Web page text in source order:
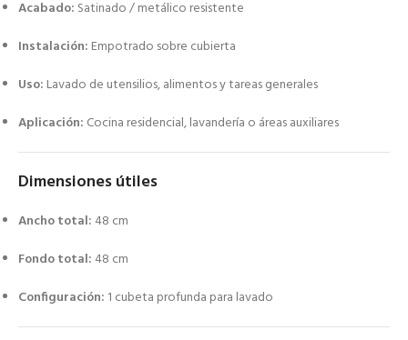
Acabado: Satinado / metálico resistente
Instalación: Empotrado sobre cubierta
Uso: Lavado de utensilios, alimentos y tareas generales
Aplicación: Cocina residencial, lavandería o áreas auxiliares
Dimensiones útiles
Ancho total: 48 cm
Fondo total: 48 cm
Configuración: 1 cubeta profunda para lavado